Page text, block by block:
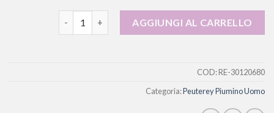
AGGIUNGI AL CARRELLO
COD:RE-30120680
Categoria:Peuterey Piumino Uomo